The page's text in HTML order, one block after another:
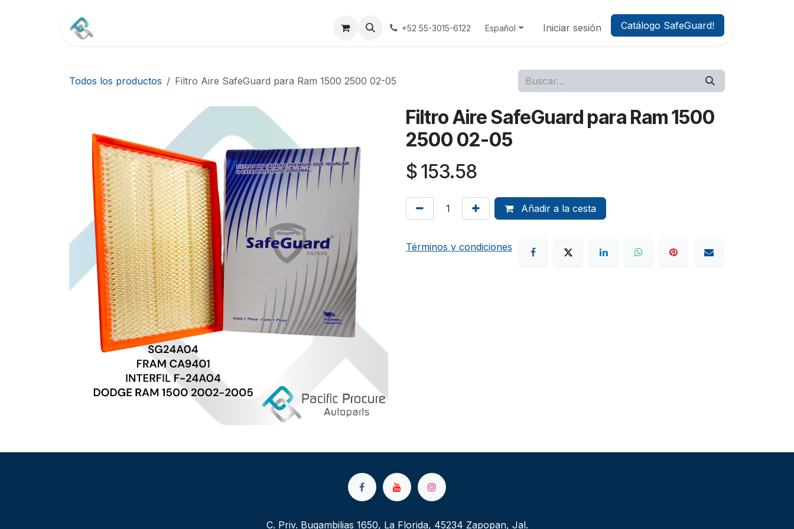
Terminos y Condiciones Aviso Privacidad
+52 55-3015-6122 Español Iniciar sesión Catálogo SafeGuard!
Todos los productos Filtro Aire SafeGuard para Ram 1500 2500 02-05
Filtro Aire SafeGuard para Ram 1500
2500 02-05
$153.58
Añadir a la cesta
Términos y condiciones
C. Priv. Bugambilias 1650, La Florida, 45234 Zapopan, Jal.